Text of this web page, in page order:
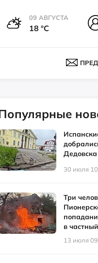
09 АВГУСТА
18 °С
Популярные
Дедовска
30 июля
Три
в
13 июля